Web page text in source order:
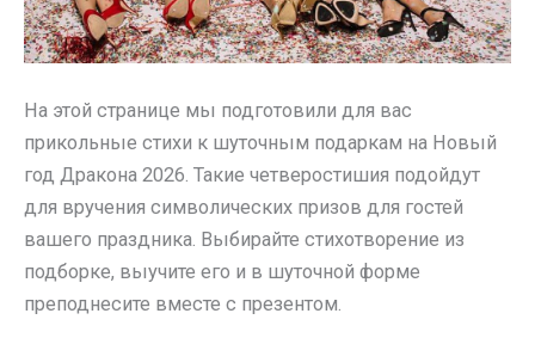
На этой странице мы подготовили для вас
прикольные стихи к шуточным подаркам на Новый
год Дракона 2026. Такие четверостишия подойдут
для вручения символических призов для гостей
вашего праздника. Выбирайте стихотворение из
подборке, выучите его и в шуточной форме
преподнесите вместе с презентом.